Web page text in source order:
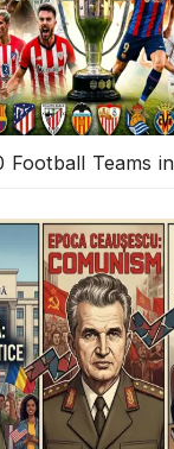
Football Teams